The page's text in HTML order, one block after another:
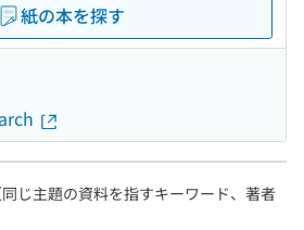
紙の本を探す
じ主題の資料を指すキーワード、著者